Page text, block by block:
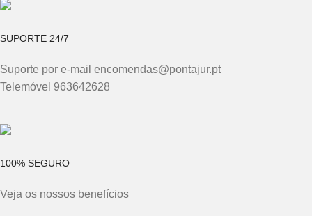
SUPORTE 24/7
Suporte por e-mail encomendas@pontajur.pt
Telemóvel 963642628
100% SEGURO
Veja os nossos benefícios